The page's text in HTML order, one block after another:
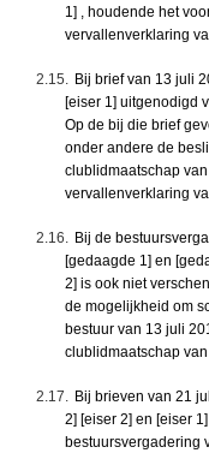
1] , houdende het
vervallenverklaring
2.15. Bij brief van 13 juli
[eiser 1] uitgenodigd
Op de bij die brief
onder andere de
clublidmaatschap
vervallenverklaring
2.16. Bij de
[gedaagde 1] en
2] is ook niet
de mogelijkheid om
bestuur van 13 juli
clublidmaatschap
2.17. Bij brieven van 21
2] [eiser 2] en [eiser
bestuursvergadering